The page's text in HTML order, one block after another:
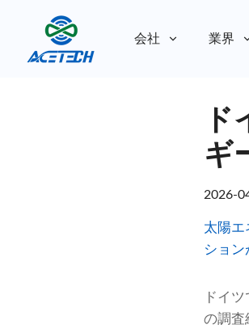
会社 業界
ギ
2026-
太陽エ
ション
ドイ
の調査